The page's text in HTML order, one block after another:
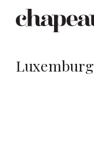
Luxemburg